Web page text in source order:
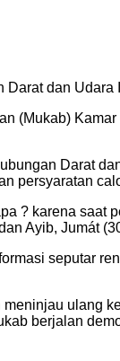
dan Udara
(Mukab)
Darat
persyaratan
? karena
Ayib, Jumát
seputar
ulang
berjalan